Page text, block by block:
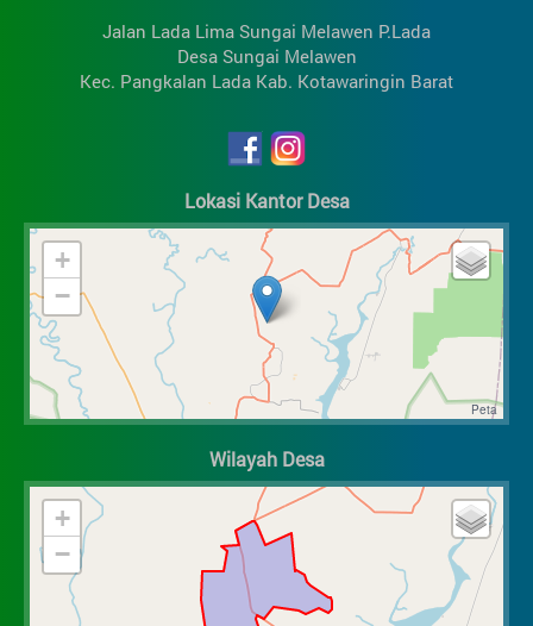
Jalan Lada Lima Sungai Melawen P.Lada
Desa Sungai Melawen
Kec. Pangkalan Lada Kab. Kotawaringin Barat
Lokasi Kantor Desa
+
−
Wilayah Desa
+
−